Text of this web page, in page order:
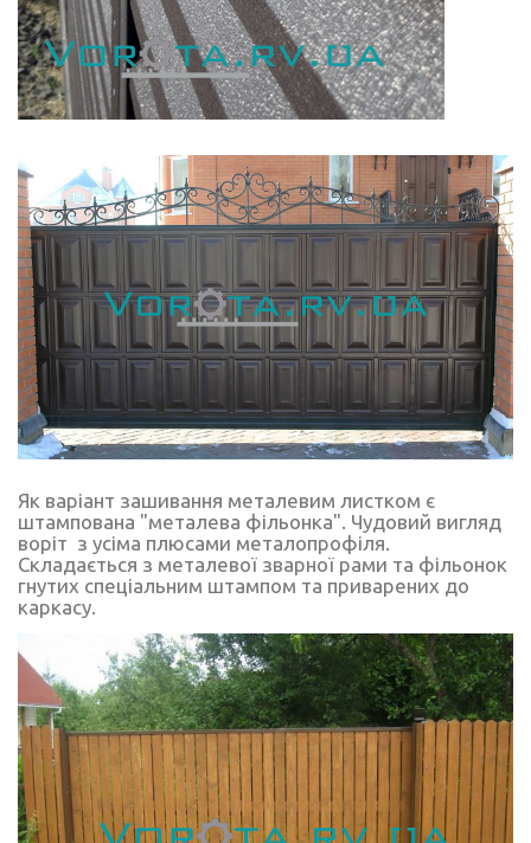
Як варіант зашивання металевим листком є
штампована "металева фільонка". Чудовий вигляд
воріт з усіма плюсами металопрофіля.
Складається з металевої зварної рами та фільонок
гнутих спеціальним штампом та приварених до
каркасу.